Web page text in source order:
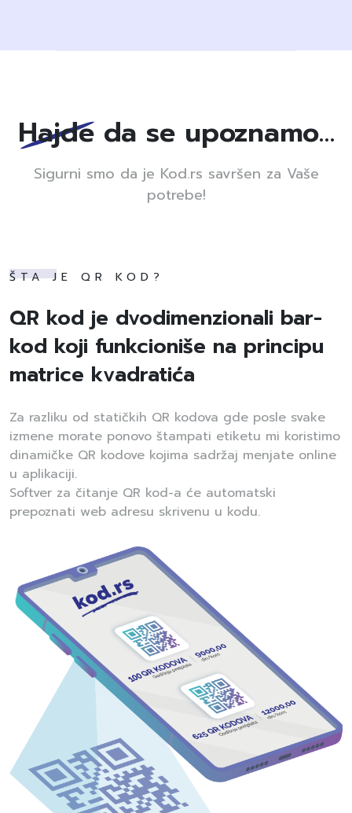
Hajde da se upoznamo…
Sigurni smo da je Kod.rs savršen za Vaše
potrebe!
ŠTA JE QR KOD?
QR kod je dvodimenzionali bar-
kod koji funkcioniše na principu
matrice kvadratića
Za razliku od statičkih QR kodova gde posle svake
izmene morate ponovo štampati etiketu mi koristimo
dinamičke QR kodove kojima sadržaj menjate online
u aplikaciji.
Softver za čitanje QR kod-a će automatski
prepoznati web adresu skrivenu u kodu.